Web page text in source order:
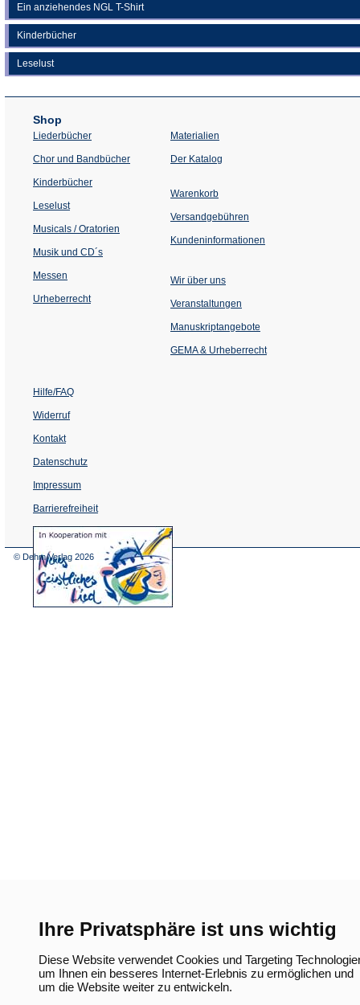
Ihre Privatsphäre ist uns wichtig
Diese Website verwendet Cookies und Targeting
um Ihnen ein besseres Internet-Erlebnis zu ermöglichen und
um die Website weiter zu entwickeln.
Ein anziehendes NGL T-Shirt
Kinderbücher
Leselust
Shop
Liederbücher
Chor und Bandbücher
Kinderbücher
Leselust
Musicals / Oratorien
Musik und CD´s
Messen
Urheberrecht
Materialien
Der Katalog
Warenkorb
Versandgebühren
Kundeninformationen
Wir über uns
Veranstaltungen
einem
Tab)
Manuskriptangebote
GEMA & Urheberrecht
Hilfe/FAQ
Widerruf
Kontakt
Datenschutz
Impressum
Barrierefreiheit
(Öffnet
in
© Dehm Verlag 2026